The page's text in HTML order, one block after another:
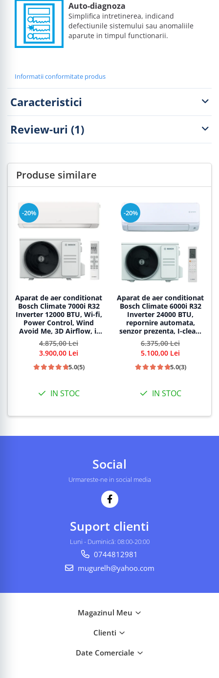
Auto-diagnoza
Simplifica intretinerea, indicand
defectiunile sistemului sau anomaliile
aparute in timpul functionarii.
Informatii conformitate produs
Caracteristici
Review-uri (1)
Produse similare
-20%
Aparat de aer conditionat
Bosch Climate 7000i R32
Inverter 12000 BTU, Wi-fi,
Power Control, Wind
Avoid Me, 3D Airflow, i-
Clean, Follow me,
CL7000i 35 E - CL7000iU
W 35 E
4.875,00 Lei
3.900,00 Lei
5.0(5)
IN STOC
-20%
Aparat de aer conditionat
Bosch Climate 6000i R32
Inverter 24000 BTU,
repornire automata,
senzor prezenta, I-clean,
Turbo, Timer, Follow me,
CL6001iU W 70 E -
CL6001i 70 E
6.375,00 Lei
5.100,00 Lei
5.0(3)
IN STOC
Social
Urmareste-ne in social media
Suport clienti
Luni - Duminică: 08:00-20:00
0744812981
mugurelh@yahoo.com
Magazinul Meu
Clienti
Date Comerciale